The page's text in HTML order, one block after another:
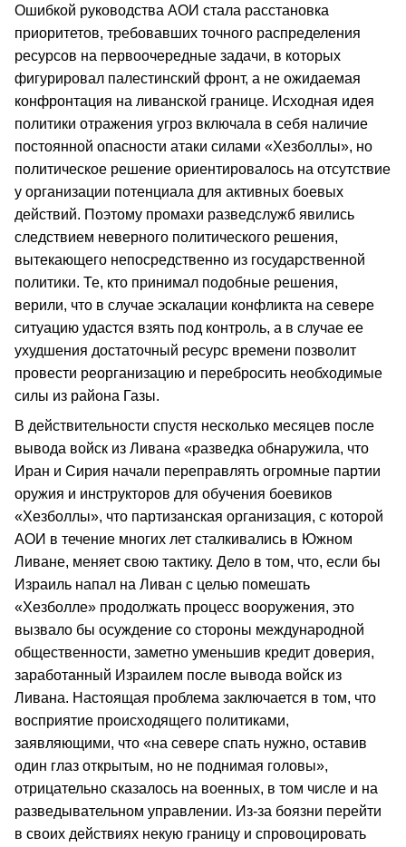
Ошибкой руководства АОИ стала расстановка
приоритетов, требовавших точного распределения
ресурсов на первоочередные задачи, в которых
фигурировал палестинский фронт, а не ожидаемая
конфронтация на ливанской границе. Исходная идея
политики отражения угроз включала в себя наличие
постоянной опасности атаки силами «Хезболлы», но
политическое решение ориентировалось на отсутствие
у организации потенциала для активных боевых
действий. Поэтому промахи разведслужб явились
следствием неверного политического решения,
вытекающего непосредственно из государственной
политики. Те, кто принимал подобные решения,
верили, что в случае эскалации конфликта на севере
ситуацию удастся взять под контроль, а в случае ее
ухудшения достаточный ресурс времени позволит
провести реорганизацию и перебросить необходимые
силы из района Газы.
В действительности спустя несколько месяцев после
вывода войск из Ливана «разведка обнаружила, что
Иран и Сирия начали переправлять огромные партии
оружия и инструкторов для обучения боевиков
«Хезболлы», что партизанская организация, с которой
АОИ в течение многих лет сталкивались в Южном
Ливане, меняет свою тактику. Дело в том, что, если бы
Израиль напал на Ливан с целью помешать
«Хезболле» продолжать процесс вооружения, это
вызвало бы осуждение со стороны международной
общественности, заметно уменьшив кредит доверия,
заработанный Израилем после вывода войск из
Ливана. Настоящая проблема заключается в том, что
восприятие происходящего политиками,
заявляющими, что «на севере спать нужно, оставив
один глаз открытым, но не поднимая головы»,
отрицательно сказалось на военных, в том числе и на
разведывательном управлении. Из-за боязни перейти
в своих действиях некую границу и спровоцировать